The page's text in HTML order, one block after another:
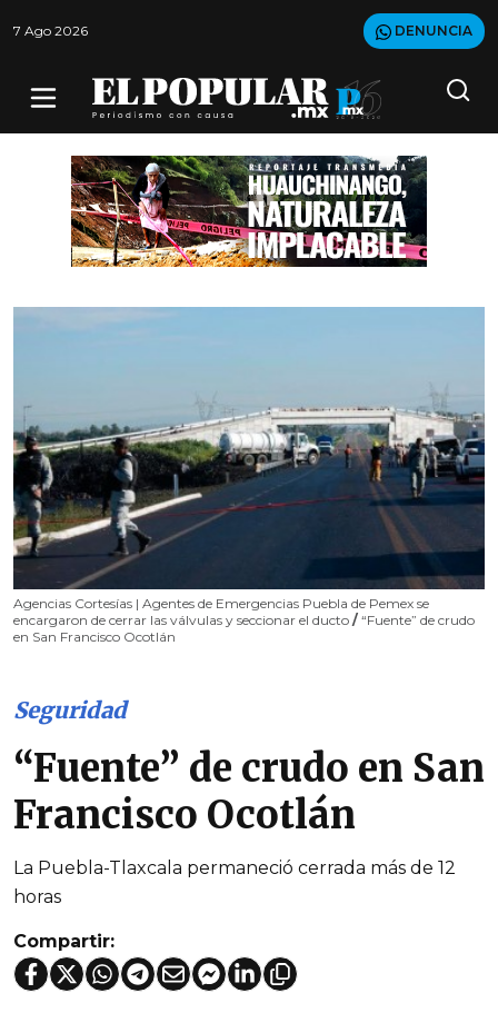
7 Ago 2026 DENUNCIA
Agencias Cortesías | Agentes de Emergencias Puebla de Pemex se
encargaron de cerrar las válvulas y seccionar el ducto / “Fuente” de crudo
en San Francisco Ocotlán
Seguridad
“Fuente” de crudo en San
Francisco Ocotlán
La Puebla-Tlaxcala permaneció cerrada más de 12
horas
Compartir: